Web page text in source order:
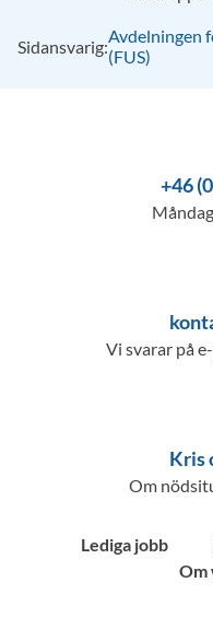
Sidansvarig:Avdelningen
(FUS)
+46
Vi svarar på
Kris
Om
Lediga jobb
Om